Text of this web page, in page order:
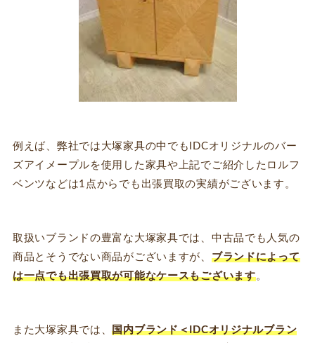
例えば、弊社では大塚家具の中でもIDCオリジナルのバー
ズアイメープルを使用した家具や上記でご紹介したロルフ
ベンツなどは1点からでも出張買取の実績がございます。
取扱いブランドの豊富な大塚家具では、中古品でも人気の
商品とそうでない商品がございますが、 ブランドによって
は一点でも出張買取が可能なケースもございます。
また大塚家具では、国内ブランド＜IDCオリジナルブラン